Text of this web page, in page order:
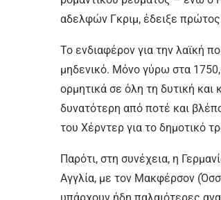
αδελφών Γκριμ, έδειξε πρώτος
Το ενδιαφέρον για την λαϊκή
μηδενικό. Μόνο γύρω στα
ορμητικά σε όλη τη δυτική
δυνατότερη από ποτέ και
του Χέρντερ για το δημοτικό
Παρότι, στη συνέχεια, η
Αγγλία, με τον Μακφέρσον